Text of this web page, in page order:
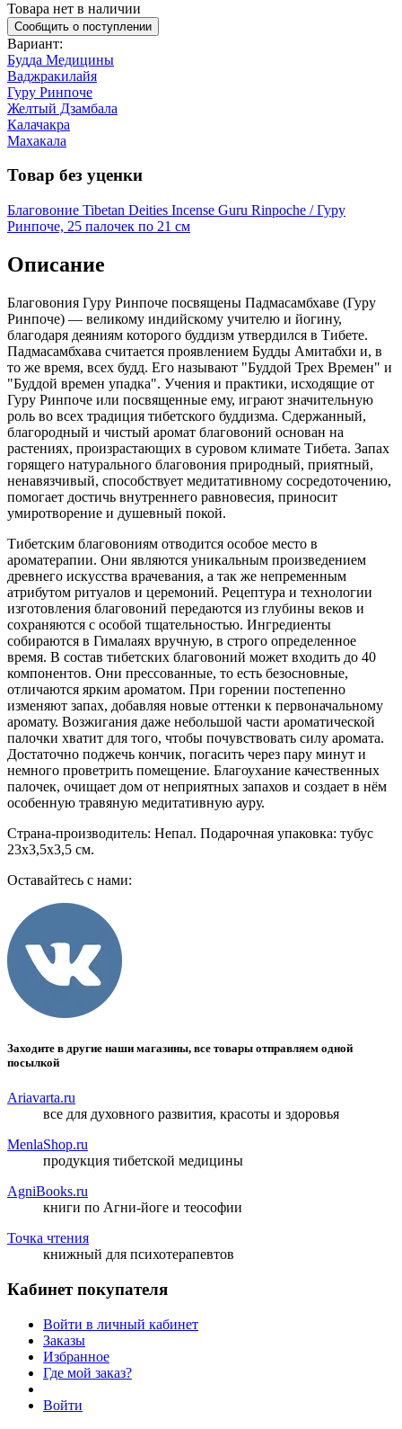
Товара нет в наличии
Сообщить о поступлении
Вариант:
Будда Медицины
Ваджракилайя
Гуру Ринпоче
Желтый Дзамбала
Калачакра
Махакала
Товар без уценки
Благовоние Tibetan Deities Incense Guru Rinpoche / Гуру
Ринпоче, 25 палочек по 21 см
Описание
Благовония Гуру Ринпоче посвящены Падмасамбхаве (Гуру
Ринпоче) — великому индийскому учителю и йогину,
благодаря деяниям которого буддизм утвердился в Тибете.
Падмасамбхава считается проявлением Будды Амитабхи и, в
то же время, всех будд. Его называют "Буддой Трех Времен" и
"Буддой времен упадка". Учения и практики, исходящие от
Гуру Ринпоче или посвященные ему, играют значительную
роль во всех традиция тибетского буддизма. Сдержанный,
благородный и чистый аромат благовоний основан на
растениях, произрастающих в суровом климате Тибета. Запах
горящего натурального благовония природный, приятный,
ненавязчивый, способствует медитативному сосредоточению,
помогает достичь внутреннего равновесия, приносит
умиротворение и душевный покой.
Тибетским благовониям отводится особое место в
ароматерапии. Они являются уникальным произведением
древнего искусства врачевания, а так же непременным
атрибутом ритуалов и церемоний. Рецептура и технологии
изготовления благовоний передаются из глубины веков и
сохраняются с особой тщательностью. Ингредиенты
собиpаются в Гималаях вpучную, в стpого опpеделенное
вpемя. В состав тибетских благовоний может входить до 40
компонентов. Они прессованные, то есть безосновные,
отличаются ярким ароматом. При горении постепенно
изменяют запах, добавляя новые оттенки к первоначальному
аpомату. Возжигания даже небольшой части ароматической
палочки хватит для того, чтобы почувствовать силу аромата.
Достаточно поджечь кончик, погасить через пару минут и
немного проветрить помещение. Благоухание качественных
палочек, очищает дом от неприятных запахов и создает в нём
особенную травяную медитативную ауру.
Страна-производитель: Непал. Подарочная упаковка: тубус
23x3,5x3,5 см.
Оставайтесь с нами:
Заходите в другие наши магазины, все товары отправляем одной
посылкой
Ariavarta.ru
все для духовного развития, красоты и здоровья
MenlaShop.ru
продукция тибетской медицины
AgniBooks.ru
книги по Агни-йоге и теософии
Точка чтения
книжный для психотерапевтов
Кабинет покупателя
Войти в личный кабинет
Заказы
Избранное
Где мой заказ?
Войти